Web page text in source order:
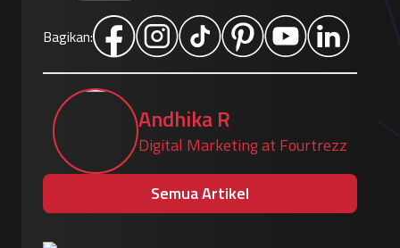
Bagikan:
Andhika R
Digital Marketing at Fourtrezz
Semua Artikel